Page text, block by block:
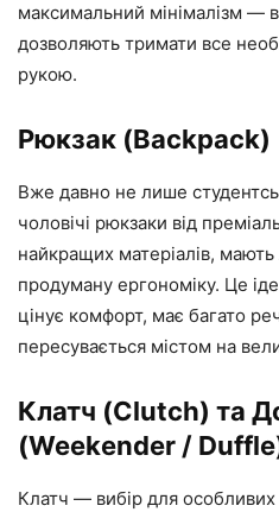
максимальний мінімалізм —
дозволяють тримати все
рукою.
Рюкзак (Backpack)
Вже давно не лише
чоловічі рюкзаки від
найкращих матеріалів,
продуману ергономіку. Це
цінує комфорт, має багато
пересувається містом на
Клатч (Clutch) та
(Weekender /
Клатч — вибір для особливих